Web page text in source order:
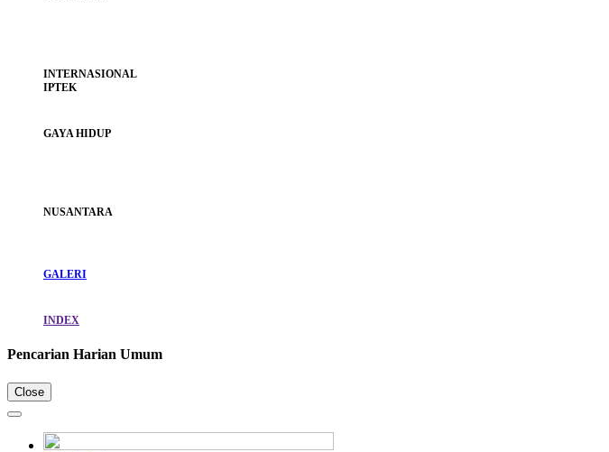
INTERNASIONAL
IPTEK
GAYA HIDUP
NUSANTARA
GALERI
INDEX
Pencarian Harian Umum
Close